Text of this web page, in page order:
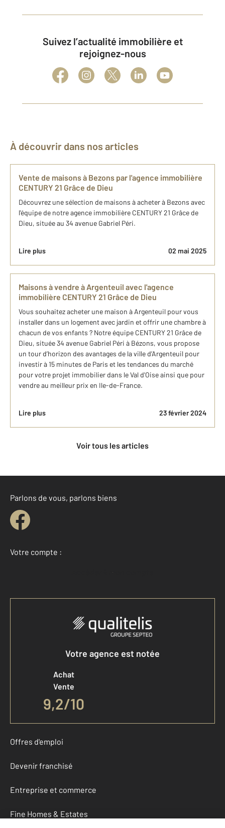
Suivez l’actualité immobilière et
rejoignez-nous
À découvrir dans nos articles
Vente de maisons à Bezons par l'agence immobilière
CENTURY 21 Grâce de Dieu
Découvrez une sélection de maisons à acheter à Bezons avec
l'équipe de notre agence immobilière CENTURY 21 Grâce de
Dieu, située au 34 avenue Gabriel Péri.
Lire plus 02 mai 2025
Maisons à vendre à Argenteuil avec l'agence
immobilière CENTURY 21 Grâce de Dieu
Vous souhaitez acheter une maison à Argenteuil pour vous
installer dans un logement avec jardin et offrir une chambre à
chacun de vos enfants ? Notre équipe CENTURY 21 Grâce de
Dieu, située 34 avenue Gabriel Péri à Bézons, vous propose
un tour d’horizon des avantages de la ville d’Argenteuil pour
investir à 15 minutes de Paris et les tendances du marché
pour votre projet immobilier dans le Val d'Oise ainsi que pour
vendre au meilleur prix en Ile-de-France.
Lire plus 23 février 2024
Voir tous les articles
Parlons de vous, parlons biens
Votre compte :
Accéder à mon compte
Votre agence est notée
Achat
Vente
9,2/10
Offres d'emploi
Devenir franchisé
Entreprise et commerce
Fine Homes & Estates